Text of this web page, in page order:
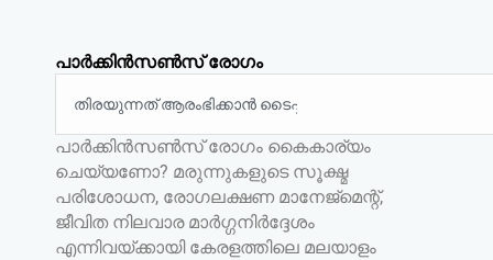
പാർക്കിൻസൺസ് രോഗം
പാർക്കിൻസൺസ് രോഗം കൈകാര്യം
ചെയ്യണോ? മരുന്നുകളുടെ സൂക്ഷ്മ
പരിശോധന, രോഗലക്ഷണ മാനേജ്മെന്റ്,
ജീവിത നിലവാര മാർഗ്ഗനിർദ്ദേശം
എന്നിവയ്ക്കായി കേരളത്തിലെ മലയാളം